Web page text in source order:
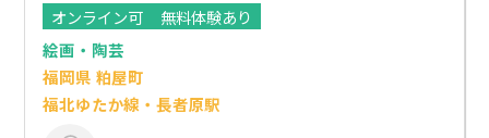
オンライン可
無料体験あり
絵画・陶芸
福岡県 粕屋町
福北ゆたか線・長者原駅